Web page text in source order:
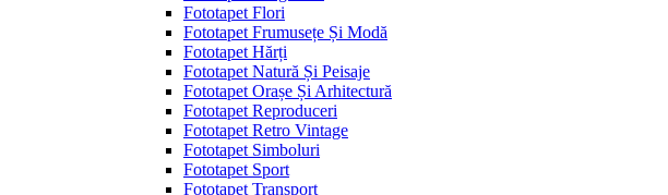
Fototapet Flori
Fototapet Frumusețe Și Modă
Fototapet Hărți
Fototapet Natură Și Peisaje
Fototapet Orașe Și Arhitectură
Fototapet Reproduceri
Fototapet Retro Vintage
Fototapet Simboluri
Fototapet Sport
Fototapet Transport